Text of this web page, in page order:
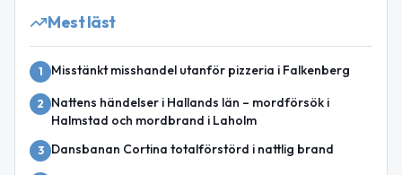
Mest läst
1 Misstänkt misshandel utanför pizzeria i Falkenberg
2
Nattens händelser i Hallands län – mordförsök i
Halmstad och mordbrand i Laholm
3
Dansbanan Cortina totalförstörd i nattlig brand